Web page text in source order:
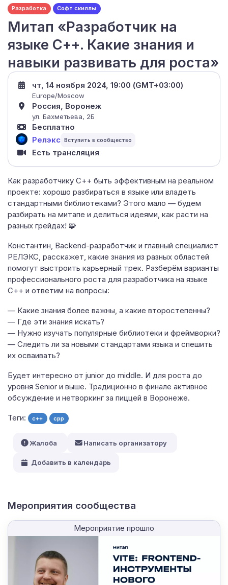
Разработка Софт скиллы
Митап «Разработчик на
языке С++. Какие знания и
навыки развивать для роста»
Как разработчику С++ быть эффективным на реальном
проекте: хорошо разбираться в языке или владеть
стандартными библиотеками? Этого мало — будем
разбирать на митапе и делиться идеями, как расти на
разных грейдах! 🧩
Константин, Backend-разработчик и главный специалист
РЕЛЭКС, расскажет, какие знания из разных областей
помогут выстроить карьерный трек. Разберём варианты
профессионального роста для разработчика на языке
С++ и ответим на вопросы:
— Какие знания более важны, а какие второстепенны?
— Где эти знания искать?
— Нужно изучать популярные библиотеки и фреймворки?
— Следить ли за новыми стандартами языка и спешить
их осваивать?
Будет интересно от junior до middle. И для роста до
уровня Senior и выше. Традиционно в финале активное
обсуждение и нетворкинг за пиццей в Воронеже.
Теги: c++ cpp
чт, 14 ноября 2024, 19:00 (GMT+03:00)
Europe/Moscow
Россия, Воронеж
ул. Бахметьева, 2Б
Бесплатно
Релэкс
Есть трансляция
Жалоба Написать организатору
Добавить в календарь
Мероприятия сообщества
Мероприятие прошло